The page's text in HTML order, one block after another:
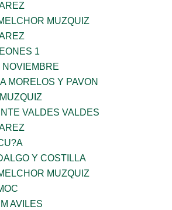
MUZQUIZ
1
MORELOS Y PAVON
VALDES VALDES
Y COSTILLA
MUZQUIZ
AVILES